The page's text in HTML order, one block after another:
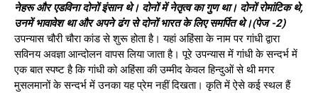
नेहरू और एडविना दोनों इंसान थे। दोनों में नेतृत्व का गुण था। दोनों रोमांटिक थे,
उनमें भावावेश था और अपने ढंग से दोनों भारत के लिए समर्पित थे।(पेज -2)
उपन्यास चौरी चौरा कांड से शुरू होता है। यहां अहिंसा के नाम पर गांधी द्वारा
सविनय अवज्ञा आन्दोलन वापस लिया जाता है। पूरे उपन्यास में गांधी के सन्दर्भ में
एक बात स्पष्ट है कि गांधी को अहिंसा की उम्मीद केवल हिन्दुओं से थी मगर
मुसलमानों के सन्दर्भ में उनका यह प्रेम नहीं दिखता। कृति में ऐसे कई स्थल हैं